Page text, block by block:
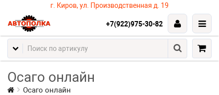
г. Киров, ул. Производственная д. 19
+7(922)975-30-82
Осаго онлайн
Осаго онлайн